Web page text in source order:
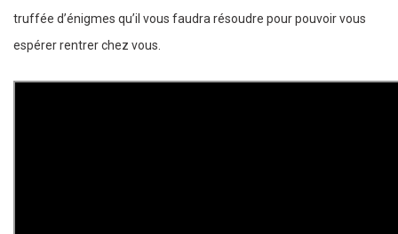
truffée d’énigmes qu’il vous faudra résoudre pour pouvoir vous
espérer rentrer chez vous.